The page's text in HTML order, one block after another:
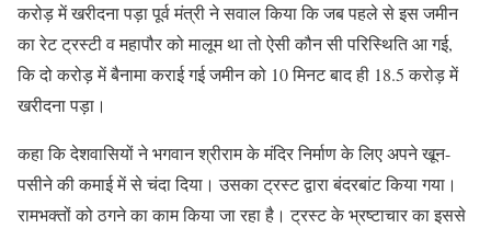
करोड़ में खरीदना पड़ा पूर्व मंत्री ने सवाल किया कि जब पहले से इस जमीन
का रेट ट्रस्टी व महापौर को मालूम था तो ऐसी कौन सी परिस्थिति आ गई,
कि दो करोड़ में बैनामा कराई गई जमीन को 10 मिनट बाद ही 18.5 करोड़ में
खरीदना पड़ा।
कहा कि देशवासियों ने भगवान श्रीराम के मंदिर निर्माण के लिए अपने खून-
पसीने की कमाई में से चंदा दिया। उसका ट्रस्ट द्वारा बंदरबांट किया गया।
रामभक्तों को ठगने का काम किया जा रहा है। ट्रस्ट के भ्रष्टाचार का इससे